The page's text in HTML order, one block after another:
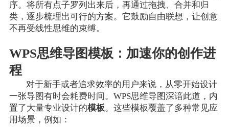
序。将所有点子罗列出来后，再通过拖拽、合并和归
类，逐步梳理出可行的方案。它鼓励自由联想，让创意
不再受线性思维的束缚。
WPS思维导图模板：加速你的创作进
程
对于新手或者追求效率的用户来说，从零开始设计
一张导图有时会耗费时间。WPS思维导图深谙此道，内
置了大量专业设计的模板。这些模板覆盖了多种常见应
用场景，例如：